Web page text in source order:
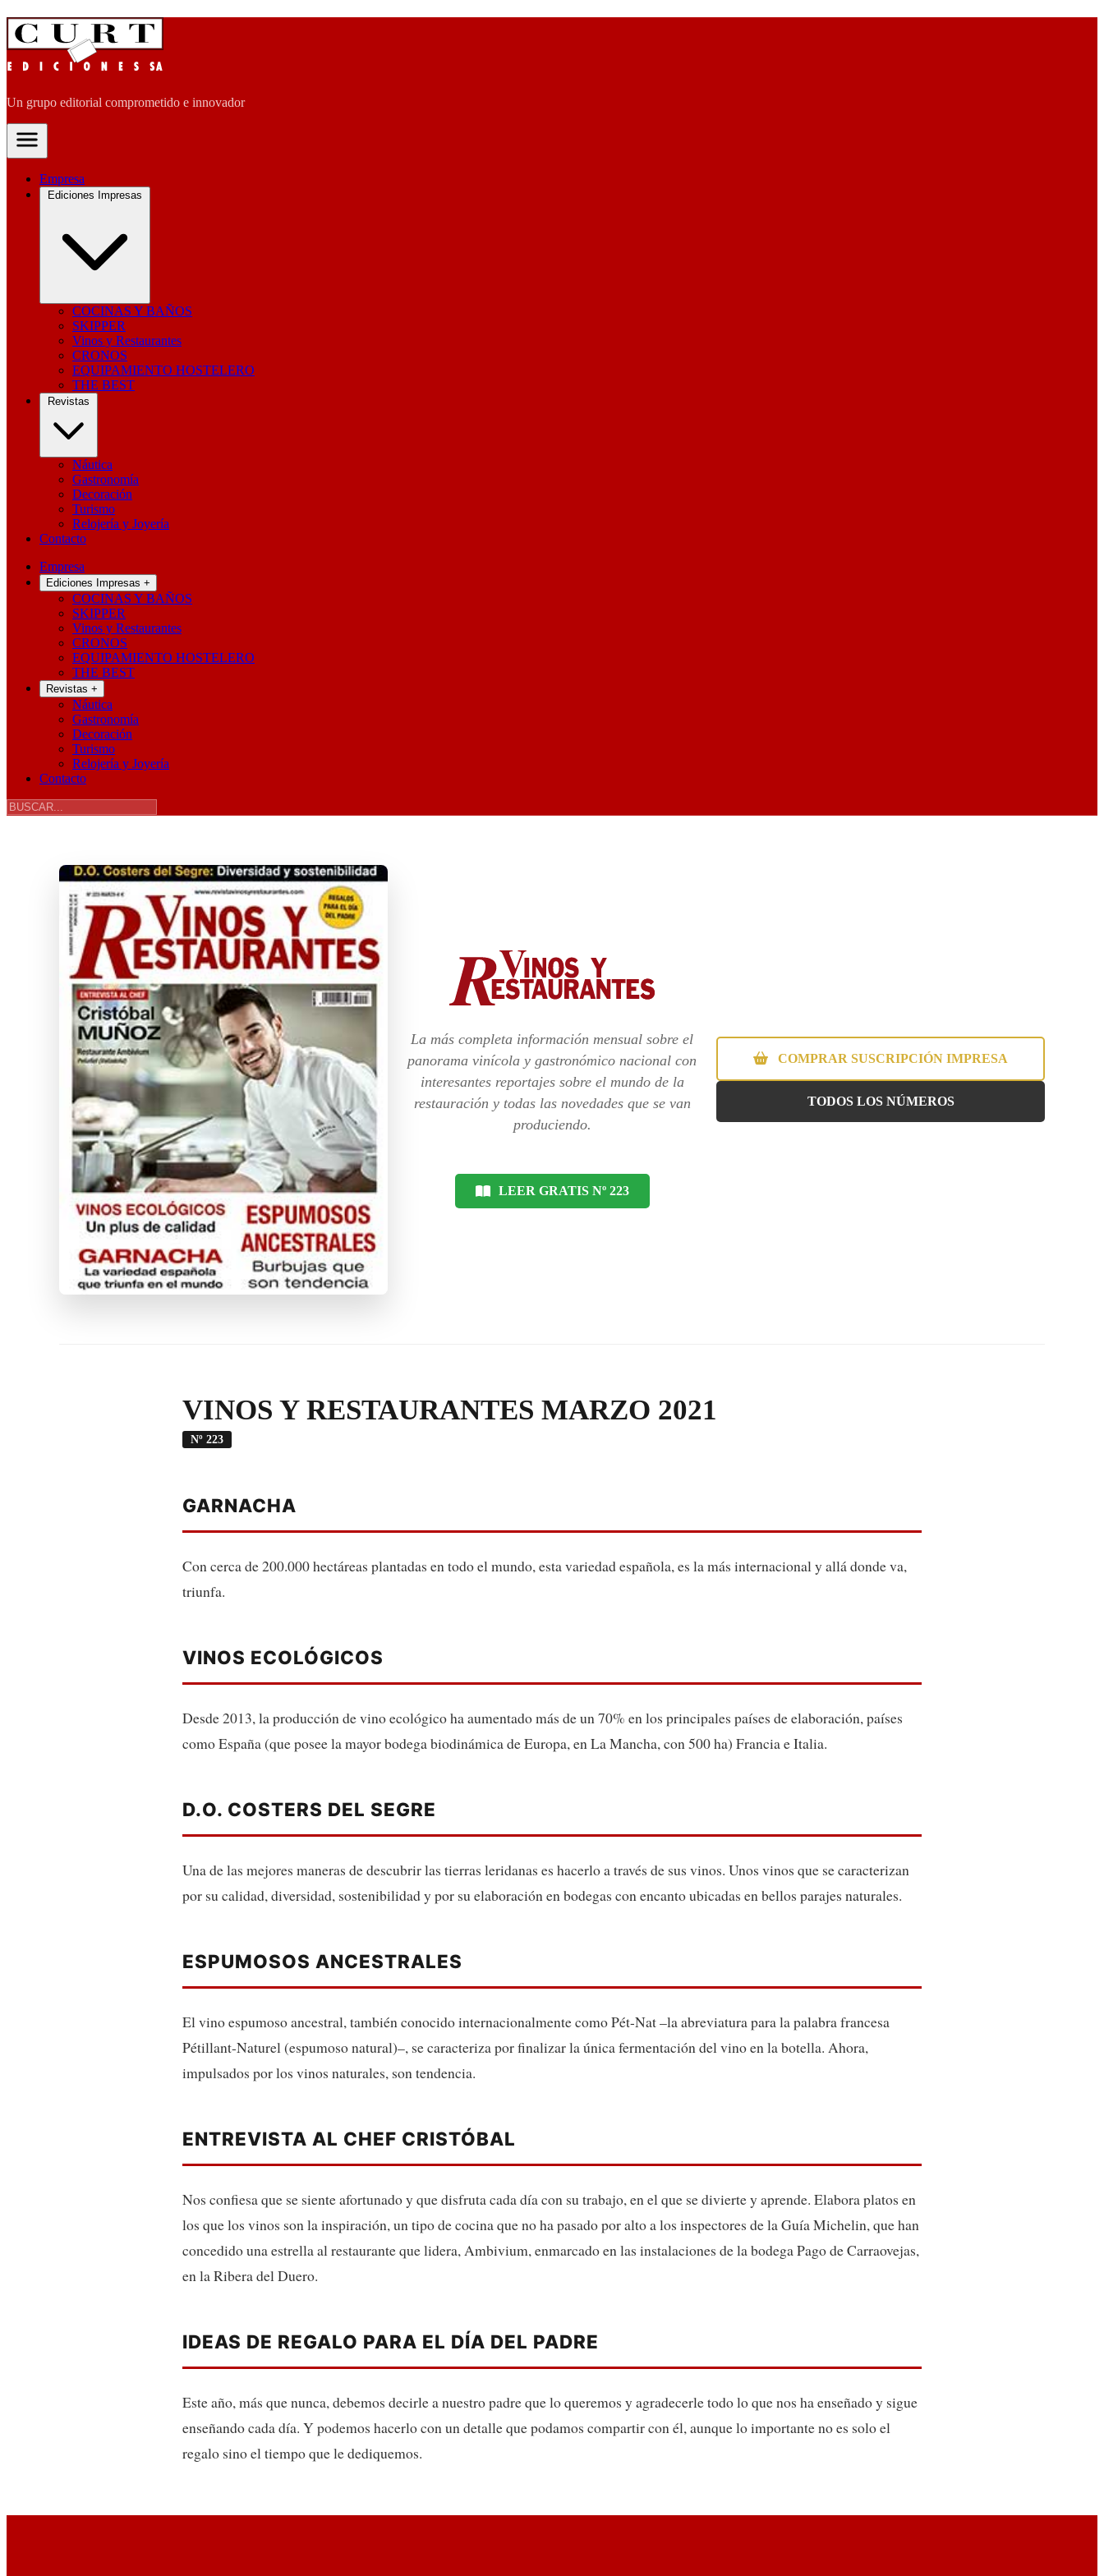
Un grupo editorial comprometido e innovador
Empresa
Ediciones Impresas
COCINAS Y BAÑOS
SKIPPER
Vinos y Restaurantes
CRONOS
EQUIPAMIENTO HOSTELERO
THE BEST
Revistas
Náutica
Gastronomía
Decoración
Turismo
Relojería y Joyería
Contacto
Empresa
Ediciones Impresas +
COCINAS Y BAÑOS
SKIPPER
Vinos y Restaurantes
CRONOS
EQUIPAMIENTO HOSTELERO
THE BEST
Revistas +
Náutica
Gastronomía
Decoración
Turismo
Relojería y Joyería
Contacto
La más completa información mensual sobre el
panorama vinícola y gastronómico nacional con
interesantes reportajes sobre el mundo de la
restauración y todas las novedades que se van
produciendo.
LEER GRATIS Nº 223
COMPRAR SUSCRIPCIÓN IMPRESA
TODOS LOS NÚMEROS
VINOS Y RESTAURANTES MARZO 2021
Nº 223
GARNACHA
Con cerca de 200.000 hectáreas plantadas en todo el mundo, esta variedad española, es la más internacional y allá donde va,
triunfa.
VINOS ECOLÓGICOS
Desde 2013, la producción de vino ecológico ha aumentado más de un 70% en los principales países de elaboración, países
como España (que posee la mayor bodega biodinámica de Europa, en La Mancha, con 500 ha) Francia e Italia.
D.O. COSTERS DEL SEGRE
Una de las mejores maneras de descubrir las tierras leridanas es hacerlo a través de sus vinos. Unos vinos que se caracterizan
por su calidad, diversidad, sostenibilidad y por su elaboración en bodegas con encanto ubicadas en bellos parajes naturales.
ESPUMOSOS ANCESTRALES
El vino espumoso ancestral, también conocido internacionalmente como Pét-Nat –la abreviatura para la palabra francesa
Pétillant-Naturel (espumoso natural)–, se caracteriza por finalizar la única fermentación del vino en la botella. Ahora,
impulsados por los vinos naturales, son tendencia.
ENTREVISTA AL CHEF CRISTÓBAL
Nos confiesa que se siente afortunado y que disfruta cada día con su trabajo, en el que se divierte y aprende. Elabora platos en
los que los vinos son la inspiración, un tipo de cocina que no ha pasado por alto a los inspectores de la Guía Michelin, que han
concedido una estrella al restaurante que lidera, Ambivium, enmarcado en las instalaciones de la bodega Pago de Carraovejas,
en la Ribera del Duero.
IDEAS DE REGALO PARA EL DÍA DEL PADRE
Este año, más que nunca, debemos decirle a nuestro padre que lo queremos y agradecerle todo lo que nos ha enseñado y sigue
enseñando cada día. Y podemos hacerlo con un detalle que podamos compartir con él, aunque lo importante no es solo el
regalo sino el tiempo que le dediquemos.